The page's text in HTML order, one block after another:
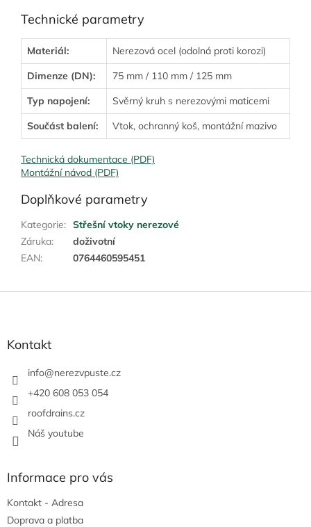
Technické parametry
Materiál:
Nerezová ocel (odolná proti korozi)
Dimenze (DN):
75 mm / 110 mm / 125 mm
Typ napojení:
Svěrný kruh s nerezovými maticemi
Součást balení:
Vtok, ochranný koš, montážní mazivo
Technická dokumentace (PDF)
Montážní návod (PDF)
Doplňkové parametry
Kategorie: Střešní vtoky nerezové
Záruka:
doživotní
EAN: 0764460595451
Z
Kontakt
info@nerezvpuste.cz
+420 608 053 054
roofdrains.cz
Náš youtube
Informace pro vás
Kontakt - Adresa
Doprava a platba